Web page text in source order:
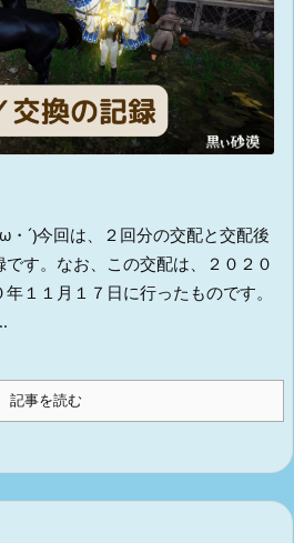
・´)今回は、２回分の交配と交配後
す。 なお、この交配は、２０２０
１１月１７日に行ったものです。
記事を読む